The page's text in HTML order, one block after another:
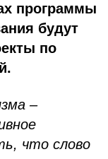
программы
будут
по
–
что слово